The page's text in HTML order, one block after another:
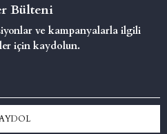
Bülteni
ve kampanyalarla ilgili
için kaydolun.